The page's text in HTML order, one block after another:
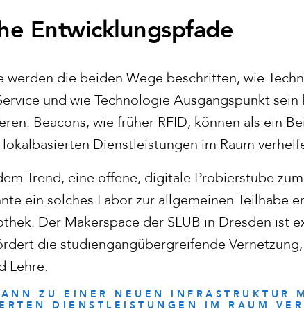
Entwicklungspfade
werden die beiden Wege beschritten, wie
und wie Technologie Ausgangspunkt sein
Beacons, wie früher RFID, können als ein
Dienstleistungen im Raum
Trend, eine offene, digitale Probierstube
ein solches Labor zur allgemeinen Teilhabe
Der Makerspace der SLUB in Dresden ist
die studiengangübergreifende
Lehre.
ZU EINER NEUEN INFRASTRUKTUR
DIENSTLEISTUNGEN IM RAUM